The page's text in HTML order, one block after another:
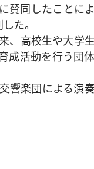
賛同したことに
た。
、高校生や大学
成活動を行う団
響楽団による演